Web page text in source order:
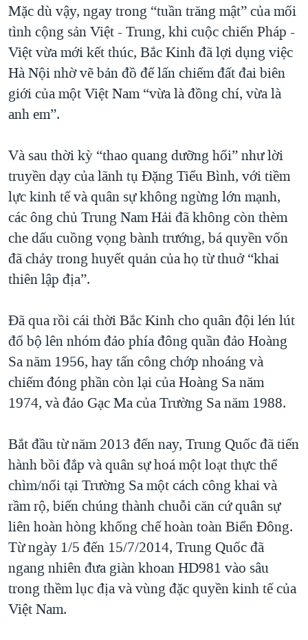
Mặc dù vậy, ngay trong “tuần trăng mật” của mối
tình cộng sản Việt - Trung, khi cuộc chiến Pháp -
Việt vừa mới kết thúc, Bắc Kinh đã lợi dụng việc
Hà Nội nhờ vẽ bản đồ để lấn chiếm đất đai biên
giới của một Việt Nam “vừa là đồng chí, vừa là
anh em”.
Và sau thời kỳ “thao quang dưỡng hối” như lời
truyền dạy của lãnh tụ Đặng Tiểu Bình, với tiềm
lực kinh tế và quân sự không ngừng lớn mạnh,
các ông chủ Trung Nam Hải đã không còn thèm
che dấu cuồng vọng bành trướng, bá quyền vốn
đã chảy trong huyết quản của họ từ thuở “khai
thiên lập địa”.
Đã qua rồi cái thời Bắc Kinh cho quân đội lén lút
đổ bộ lên nhóm đảo phía đông quần đảo Hoàng
Sa năm 1956, hay tấn công chớp nhoáng và
chiếm đóng phần còn lại của Hoàng Sa năm
1974, và đảo Gạc Ma của Trường Sa năm 1988.
Bắt đầu từ năm 2013 đến nay, Trung Quốc đã tiến
hành bồi đắp và quân sự hoá một loạt thực thể
chìm/nổi tại Trường Sa một cách công khai và
rầm rộ, biến chúng thành chuỗi căn cứ quân sự
liên hoàn hòng khống chế hoàn toàn Biển Đông.
Từ ngày 1/5 đến 15/7/2014, Trung Quốc đã
ngang nhiên đưa giàn khoan HD981 vào sâu
trong thềm lục địa và vùng đặc quyền kinh tế của
Việt Nam.